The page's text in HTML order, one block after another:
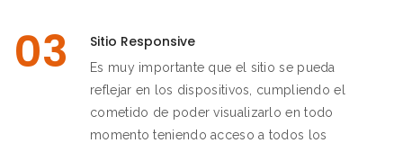
03 Sitio Responsive
Es muy importante que el sitio se pueda
reflejar en los dispositivos, cumpliendo el
cometido de poder visualizarlo en todo
momento teniendo acceso a todos los